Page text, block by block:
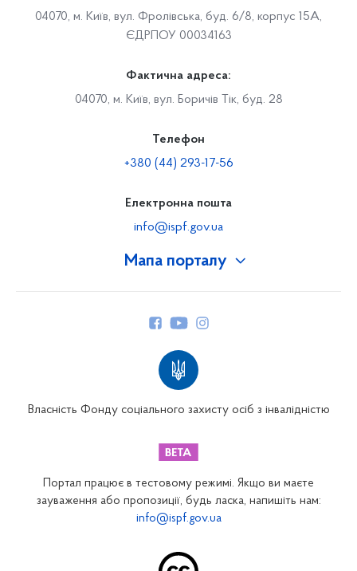
Мапа порталу
Закарпатське відділення
Запорізьке відділення
04070, м. Київ, вул. Фролівська, буд. 6/8, корпус 15А,
ЄДРПОУ 00034163
Фактична адреса:
04070, м. Київ, вул. Боричів Тік, буд. 28
Телефон
+380 (44) 293-17-56
Електронна пошта
info@ispf.gov.ua
Власність Фонду соціального захисту осіб з інвалідністю
Портал працює в тестовому режимі. Якщо ви маєте
зауваження або пропозиції, будь ласка, напишіть нам:
info@ispf.gov.ua